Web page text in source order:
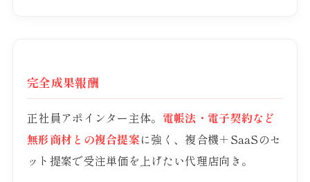
完全成果報酬
正社員アポインター主体。 電帳法・電子契約など
無形商材との複合提案に強く、複合機＋SaaSのセ
ット提案で受注単価を上げたい代理店向き。